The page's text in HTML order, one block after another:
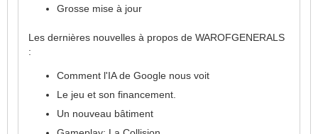
Grosse mise à jour
Les dernières nouvelles à propos de WAROFGENERALS
:
Comment l'IA de Google nous voit
Le jeu et son financement.
Un nouveau bâtiment